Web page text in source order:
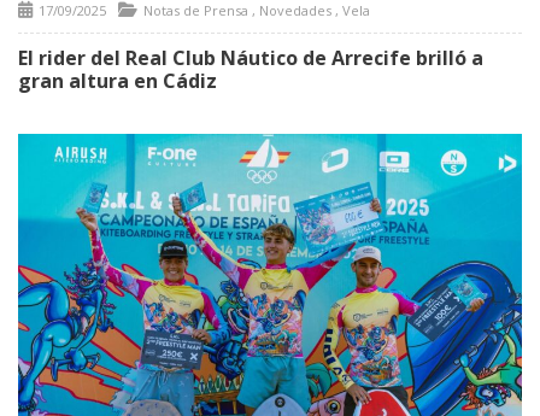
17/09/2025 Notas de Prensa , Novedades , Vela
El rider del Real Club Náutico de Arrecife brilló a
gran altura en Cádiz